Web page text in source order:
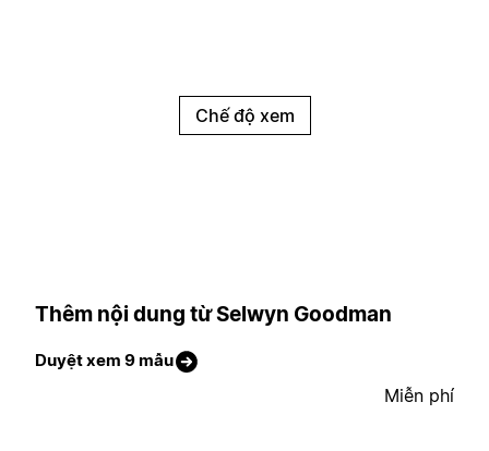
Chế độ xem
Thêm nội dung từ Selwyn Goodman
Duyệt xem 9 mẫu
Miễn phí